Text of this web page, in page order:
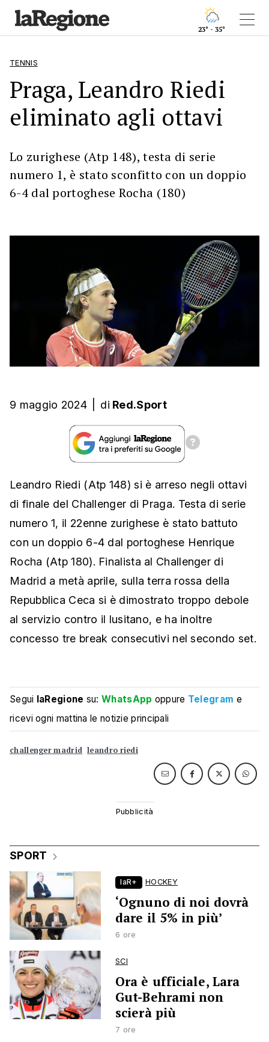
23° - 35°
TENNIS
Praga, Leandro Riedi
eliminato agli ottavi
Lo zurighese (Atp 148), testa di serie
numero 1, è stato sconfitto con un doppio
6-4 dal portoghese Rocha (180)
9 maggio 2024 di Red.Sport
Leandro Riedi (Atp 148) si è arreso negli ottavi
di finale del Challenger di Praga. Testa di serie
numero 1, il 22enne zurighese è stato battuto
con un doppio 6-4 dal portoghese Henrique
Rocha (Atp 180). Finalista al Challenger di
Madrid a metà aprile, sulla terra rossa della
Repubblica Ceca si è dimostrato troppo debole
al servizio contro il lusitano, e ha inoltre
concesso tre break consecutivi nel secondo set.
Segui laRegione su:WhatsApp oppure Telegram e
ricevi ogni mattina le notizie principali
challenger madrid leandro riedi
SPORT
laR+ HOCKEY
‘Ognuno di noi dovrà
dare il 5% in più’
6 ore
SCI
Ora è ufficiale, Lara
Gut-Behrami non
scierà più
7 ore